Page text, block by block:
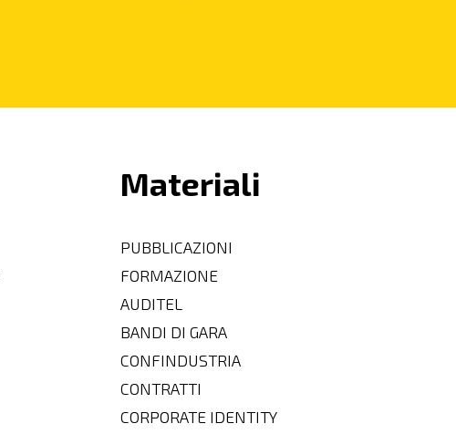
Materiali
PUBBLICAZIONI
FORMAZIONE
AUDITEL
BANDI DI GARA
CONFINDUSTRIA
CONTRATTI
CORPORATE IDENTITY